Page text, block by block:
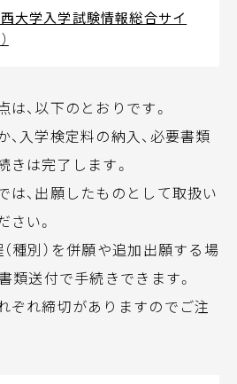
大学入学試験情報総合サイ
、以下のとおりです。
入学検定料の納入、必要書類
きは完了します。
、出願したものとして取扱い
い。
種別）を併願や追加出願する場
類送付で手続きできます。
れ締切がありますのでご注